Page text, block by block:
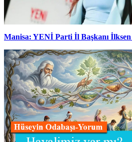
Manisa: YENİ Parti İl Başkanı